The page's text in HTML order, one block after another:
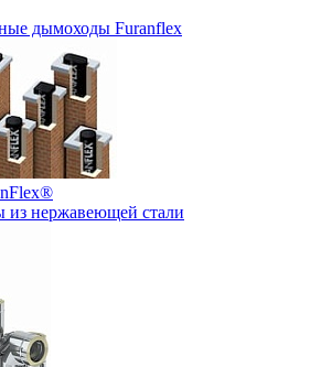
дымоходы Furanflex
из нержавеющей стали